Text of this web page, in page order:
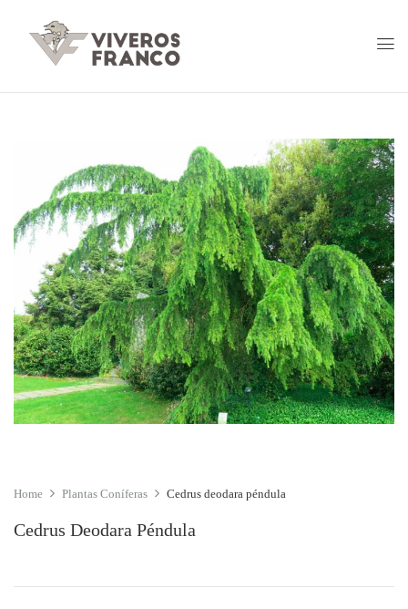
Home Plantas Coníferas Cedrus deodara péndula
Cedrus Deodara Péndula